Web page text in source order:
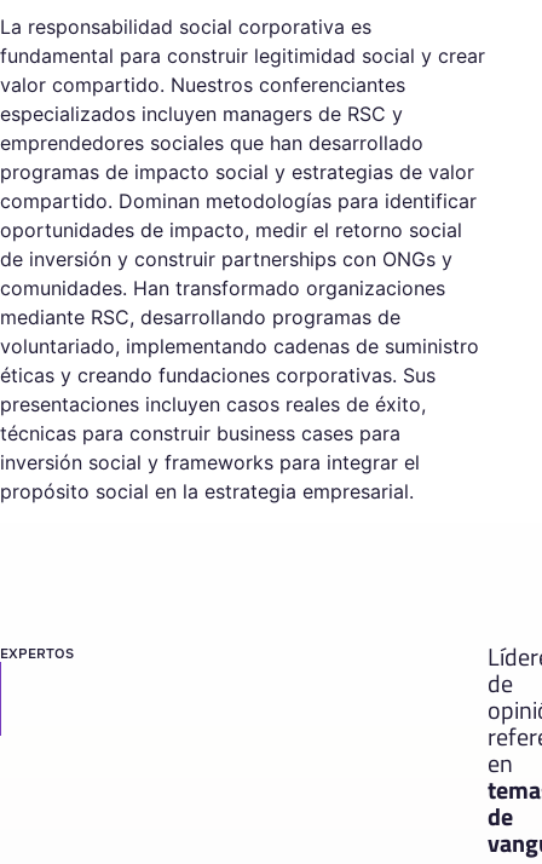
La responsabilidad social corporativa es
fundamental para construir legitimidad social y crear
valor compartido. Nuestros conferenciantes
especializados incluyen managers de RSC y
emprendedores sociales que han desarrollado
programas de impacto social y estrategias de valor
compartido. Dominan metodologías para identificar
oportunidades de impacto, medir el retorno social
de inversión y construir partnerships con ONGs y
comunidades. Han transformado organizaciones
mediante RSC, desarrollando programas de
voluntariado, implementando cadenas de suministro
éticas y creando fundaciones corporativas. Sus
presentaciones incluyen casos reales de éxito,
técnicas para construir business cases para
inversión social y frameworks para integrar el
propósito social en la estrategia empresarial.
EXPERTOS
de
en
de